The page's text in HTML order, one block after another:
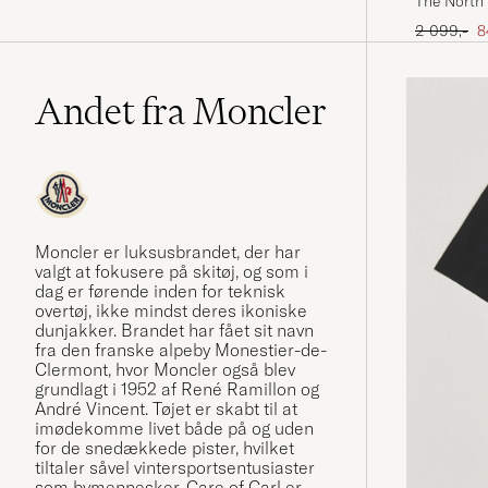
Ordinary
2 099,-
Andet fra Moncler
Moncler er luksusbrandet, der har
valgt at fokusere på skitøj, og som i
dag er førende inden for teknisk
overtøj, ikke mindst deres ikoniske
dunjakker. Brandet har fået sit navn
fra den franske alpeby Monestier-de-
Clermont, hvor Moncler også blev
grundlagt i 1952 af René Ramillon og
André Vincent. Tøjet er skabt til at
imødekomme livet både på og uden
for de snedækkede pister, hvilket
tiltaler såvel vintersportsentusiaster